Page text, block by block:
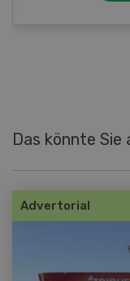
Das könnte
Advertorial